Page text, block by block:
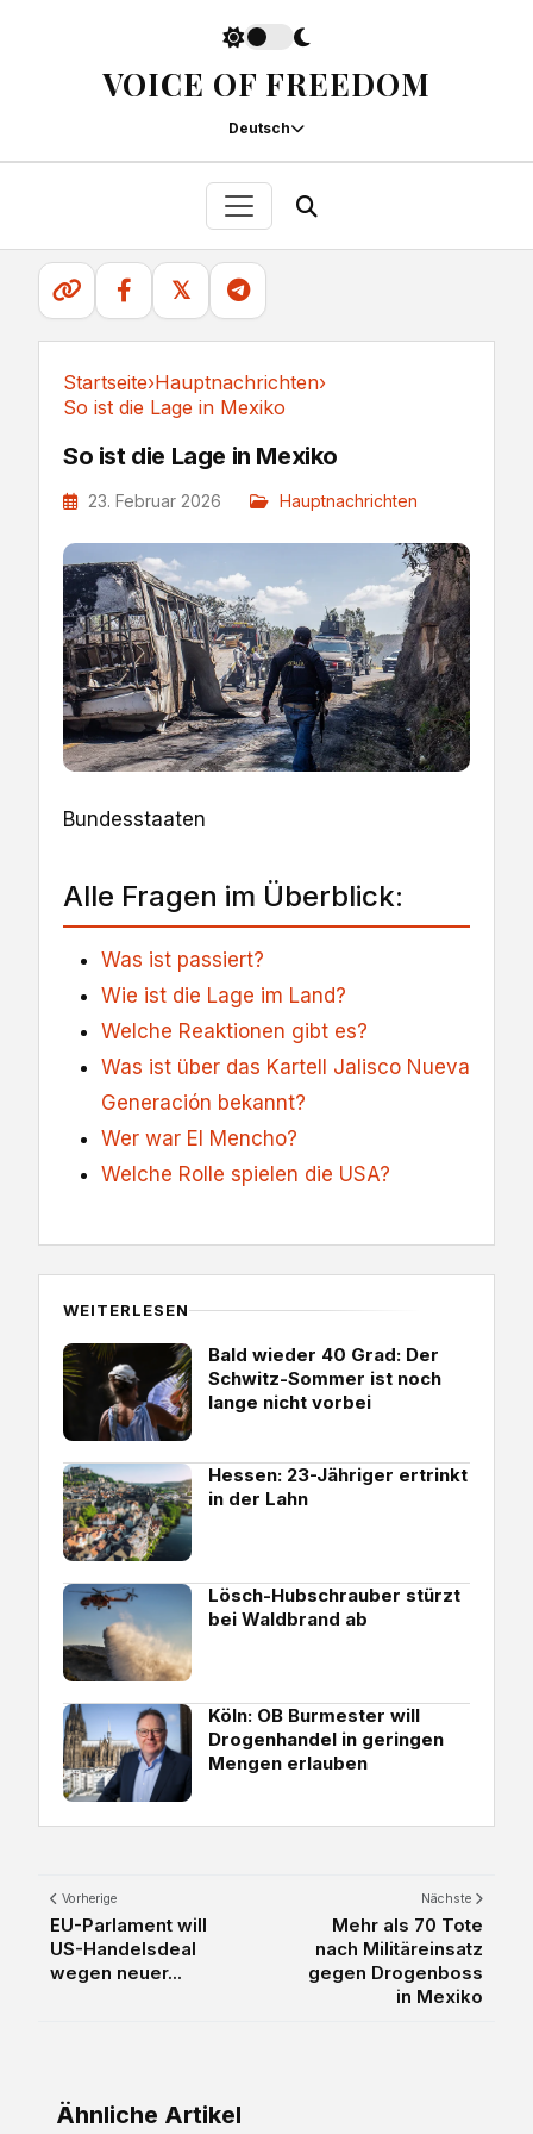
VOICE OF FREEDOM
Deutsch
𝕏
Startseite›Hauptnachrichten›
So ist die Lage in Mexiko
So ist die Lage in Mexiko
23. Februar 2026 Hauptnachrichten
Bundesstaaten
Alle Fragen im Überblick:
Was ist passiert?
Wie ist die Lage im Land?
Welche Reaktionen gibt es?
Was ist über das Kartell Jalisco Nueva
Generación bekannt?
Wer war El Mencho?
Welche Rolle spielen die USA?
WEITERLESEN
Bald wieder 40 Grad: Der
Schwitz-Sommer ist noch
lange nicht vorbei
Hessen: 23-Jähriger ertrinkt
in der Lahn
Lösch-Hubschrauber stürzt
bei Waldbrand ab
Köln: OB Burmester will
Drogenhandel in geringen
Mengen erlauben
Vorherige
EU-Parlament will
US-Handelsdeal
wegen neuer...
Nächste
Mehr als 70 Tote
nach Militäreinsatz
gegen Drogenboss
in Mexiko
Ähnliche Artikel